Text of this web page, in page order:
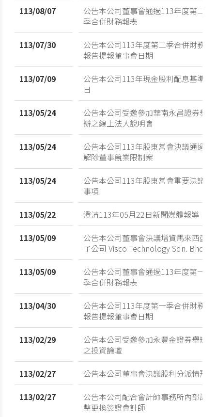
113/08/07
公告本公司董事會通過113年度第二
季合併財務報表
113/07/30
公告本公司113年度第二季合併財務
報告提報董事會日期
113/07/09
公告本公司113年現金股利配息基準
日
113/05/24
公告本公司受邀參加華南永昌證券舉
辦之線上法人說明會
113/05/24
公告本公司113年股東常會決議通過
解除董事競業限制案
113/05/24
公告本公司113年股東常會重要決議
事項
113/05/22
澄清113年05月22日新聞媒體報導
113/05/09
公告本公司董事會決議增資馬來西亞
子公司 Visco Technology Sdn. Bhd.
113/05/09
公告本公司董事會通過113年度第一
季合併財務報表
113/04/30
公告本公司113年度第一季合併財務
報告提報董事會日期
113/02/29
公告本公司受邀參加永豐金證券舉辦
之投資論壇
113/02/27
公告本公司董事會決議股利分派情形
113/02/27
公告本公司配合會計師事務所內部調
整更換簽證會計師